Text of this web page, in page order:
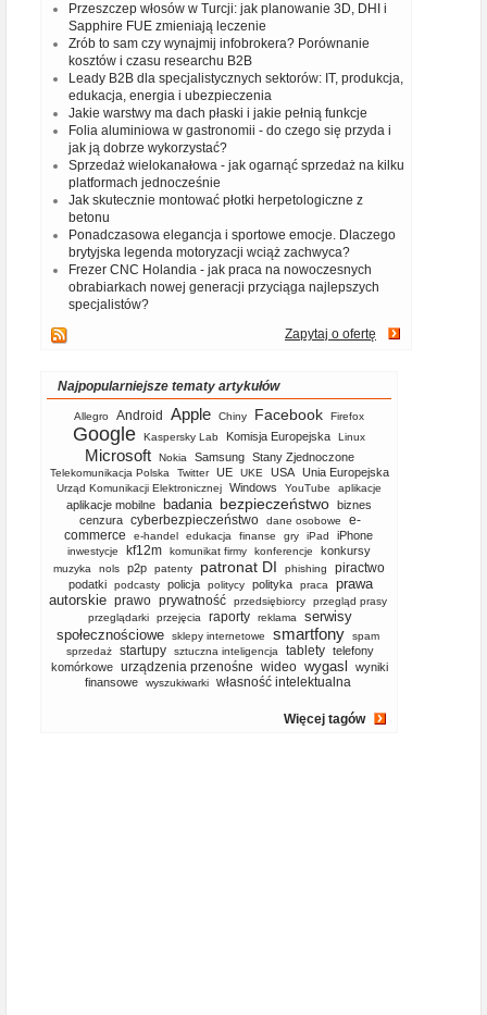
Przeszczep włosów w Turcji: jak planowanie 3D, DHI i
Sapphire FUE zmieniają leczenie
Zrób to sam czy wynajmij infobrokera? Porównanie
kosztów i czasu researchu B2B
Leady B2B dla specjalistycznych sektorów: IT, produkcja,
edukacja, energia i ubezpieczenia
Jakie warstwy ma dach płaski i jakie pełnią funkcje
Folia aluminiowa w gastronomii - do czego się przyda i
jak ją dobrze wykorzystać?
Sprzedaż wielokanałowa - jak ogarnąć sprzedaż na kilku
platformach jednocześnie
Jak skutecznie montować płotki herpetologiczne z
betonu
Ponadczasowa elegancja i sportowe emocje. Dlaczego
brytyjska legenda motoryzacji wciąż zachwyca?
Frezer CNC Holandia - jak praca na nowoczesnych
obrabiarkach nowej generacji przyciąga najlepszych
specjalistów?
Zapytaj o ofertę
Najpopularniejsze tematy artykułów
Allegro Android Apple Chiny Facebook Firefox
Google Kaspersky Lab Komisja Europejska Linux
Microsoft Nokia Samsung Stany Zjednoczone
Telekomunikacja Polska Twitter UE UKE USA Unia Europejska
Urząd Komunikacji Elektronicznej Windows YouTube aplikacje
aplikacje mobilne badania bezpieczeństwo biznes
cenzura cyberbezpieczeństwo dane osobowe
e-
commerce
e-handel edukacja finanse gry iPad iPhone
inwestycje kf12m komunikat firmy konferencje konkursy
muzyka nols p2p patenty patronat DI phishing piractwo
podatki podcasty policja politycy polityka praca
prawa
autorskie prawo prywatność przedsiębiorcy
przegląd prasy
przeglądarki
przejęcia raporty reklama
serwisy
społecznościowe
sklepy internetowe smartfony
spam
sprzedaż
startupy sztuczna inteligencja tablety telefony
komórkowe
urządzenia przenośne wideo wygasl
wyniki
finansowe
wyszukiwarki własność intelektualna
Więcej tagów